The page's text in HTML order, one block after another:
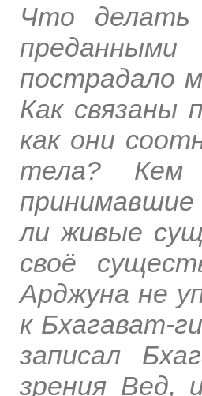
Что делать
пострадало
Как связаны
как они
тела? Кем
ли живые
своё
Арджуна не
к Бхагават-
записал
зрения Вед,